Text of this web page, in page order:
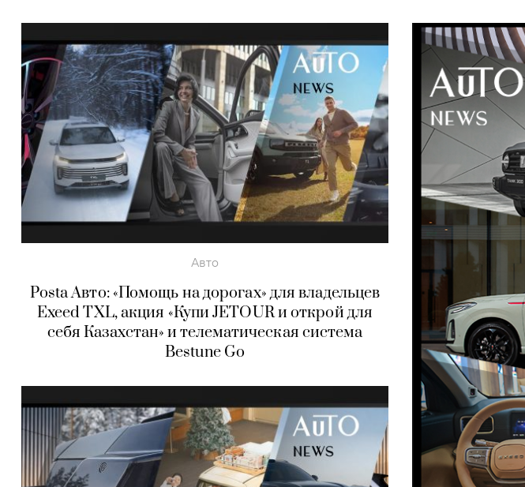
Авто
Posta Авто: «Помощь на дорогах» для владельцев
Exeed TXL, акция «Купи JETOUR и открой для
себя Казахстан» и телематическая система
Bestune Go